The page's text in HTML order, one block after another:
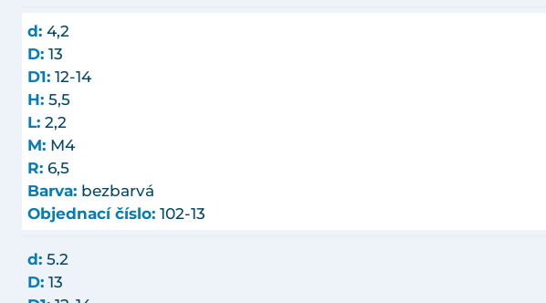
d: 4,2
D: 13
D1: 12-14
H: 5,5
L: 2,2
M: M4
R: 6,5
Barva: bezbarvá
Objednací číslo: 102-13
d: 5.2
D: 13